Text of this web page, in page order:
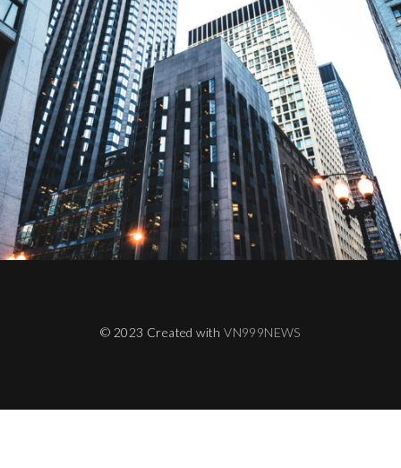
© 2023 Created withVN999NEWS